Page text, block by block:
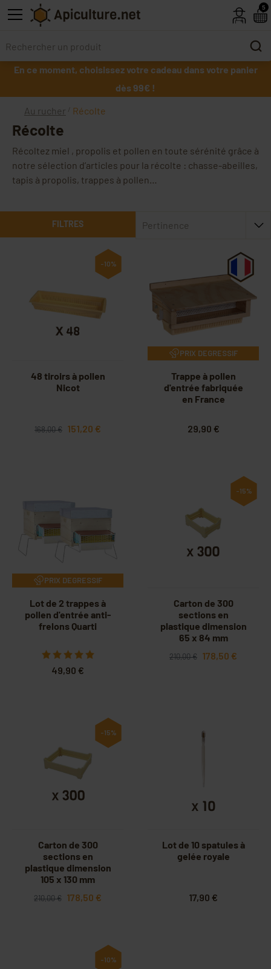
Skip to main content
En ce moment, choisissez votre cadeau dans votre panier
dès 99€ !
Au rucher Récolte
Récolte
Récoltez miel , propolis et pollen en toute sérénité grâce à
notre sélection d’articles pour la récolte : chasse-abeilles,
tapis à propolis, trappes à pollen…
FILTRES Pertinence
-10%
48 tiroirs à pollen
Nicot
168,00 € 151,20 €
PRIX DEGRESSIF
Trappe à pollen
d'entrée fabriquée
en France
29,90 €
PRIX DEGRESSIF
Lot de 2 trappes à
pollen d'entrée anti-
frelons Quarti
49,90 €
-15%
Carton de 300
sections en
plastique dimension
65 x 84 mm
210,00 € 178,50 €
-15%
Carton de 300
sections en
plastique dimension
105 x 130 mm
210,00 € 178,50 €
Lot de 10 spatules à
gelée royale
17,90 €
-10%
5